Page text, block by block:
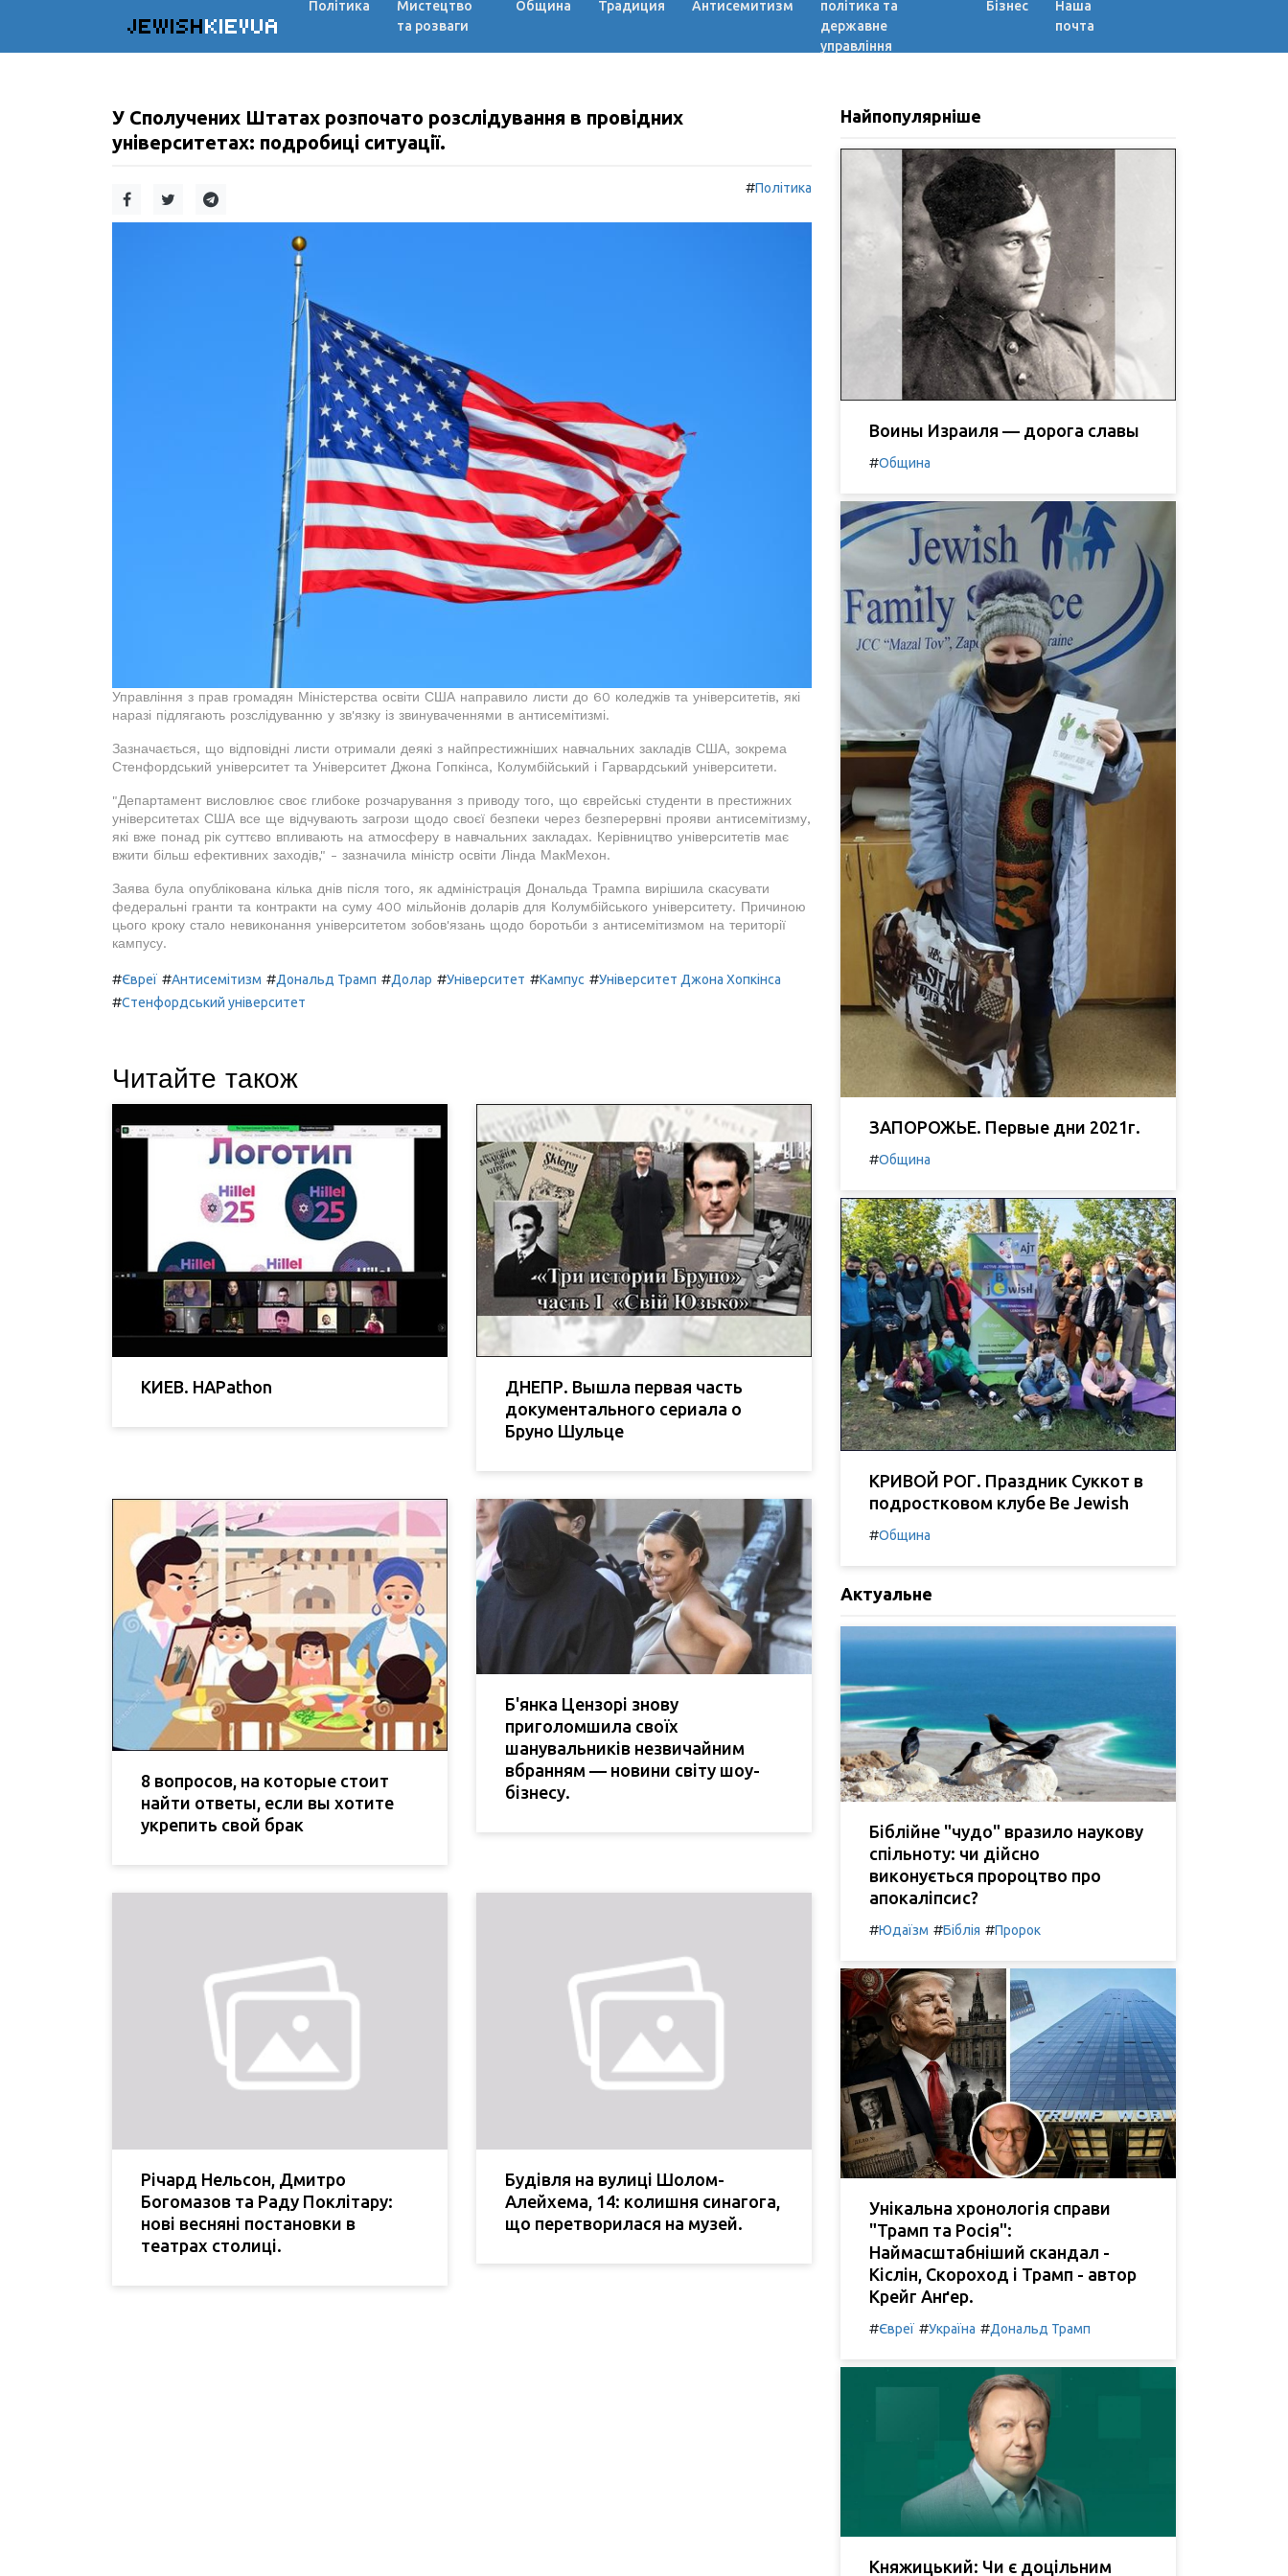
JEWISHKIEVUA
Політика
Мистецтво
та розваги
Община Традиция Антисемитизм
політика та
державне
управління
Бізнес
Наша
почта
У Сполучених Штатах розпочато розслідування в провідних
університетах: подробиці ситуації.
#Політика
Управління з прав громадян Міністерства освіти США направило листи до 60 коледжів та університетів, які
наразі підлягають розслідуванню у зв'язку із звинуваченнями в антисемітизмі.
Зазначається, що відповідні листи отримали деякі з найпрестижніших навчальних закладів США, зокрема
Стенфордський університет та Університет Джона Гопкінса, Колумбійський і Гарвардський університети.
"Департамент висловлює своє глибоке розчарування з приводу того, що єврейські студенти в престижних
університетах США все ще відчувають загрози щодо своєї безпеки через безперервні прояви антисемітизму,
які вже понад рік суттєво впливають на атмосферу в навчальних закладах. Керівництво університетів має
вжити більш ефективних заходів," - зазначила міністр освіти Лінда МакМехон.
Заява була опублікована кілька днів після того, як адміністрація Дональда Трампа вирішила скасувати
федеральні гранти та контракти на суму 400 мільйонів доларів для Колумбійського університету. Причиною
цього кроку стало невиконання університетом зобов'язань щодо боротьби з антисемітизмом на території
кампусу.
#Євреї #Антисемітизм #Дональд Трамп #Долар #Університет #Кампус #Університет Джона Хопкінса
#Стенфордський університет
Читайте також
КИЕВ. HAPathon
ДНЕПР. Вышла первая часть
документального сериала о
Бруно Шульце
8 вопросов, на которые стоит
найти ответы, если вы хотите
укрепить свой брак
Б'янка Цензорі знову
приголомшила своїх
шанувальників незвичайним
вбранням — новини світу шоу-
бізнесу.
Річард Нельсон, Дмитро
Богомазов та Раду Поклітару:
нові весняні постановки в
театрах столиці.
Будівля на вулиці Шолом-
Алейхема, 14: колишня синагога,
що перетворилася на музей.
Найпопулярніше
Воины Израиля — дорога славы
#Община
ЗАПОРОЖЬЕ. Первые дни 2021г.
#Община
КРИВОЙ РОГ. Праздник Суккот в
подростковом клубе Be Jewish
#Община
Актуальне
Біблійне "чудо" вразило наукову
спільноту: чи дійсно
виконується пророцтво про
апокаліпсис?
#Юдаїзм #Біблія #Пророк
Унікальна хронологія справи
"Трамп та Росія":
Наймасштабніший скандал -
Кіслін, Скороход і Трамп - автор
Крейг Анґер.
#Євреї #Україна #Дональд Трамп
Княжицький: Чи є доцільним